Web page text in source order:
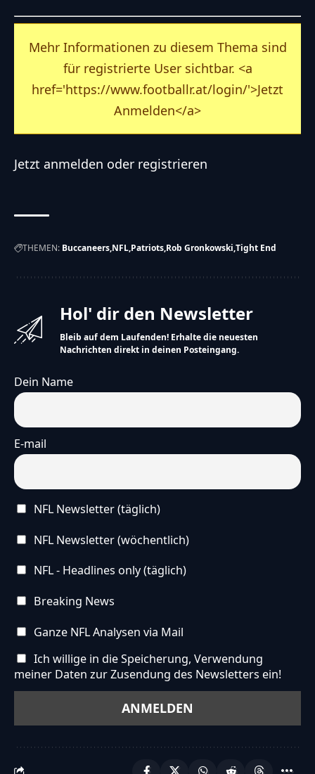
Mehr Informationen zu diesem Thema sind
für registrierte User sichtbar. <a
href='https://www.footballr.at/login/'>Jetzt
Anmelden</a>
Jetzt anmelden oder registrieren
THEMEN: Buccaneers NFL Patriots Rob Gronkowski Tight End
Hol' dir den Newsletter
Bleib auf dem Laufenden! Erhalte die neuesten
Nachrichten direkt in deinen Posteingang.
Dein Name
E-mail
NFL Newsletter (täglich)
NFL Newsletter (wöchentlich)
NFL - Headlines only (täglich)
Breaking News
Ganze NFL Analysen via Mail
Ich willige in die Speicherung, Verwendung
meiner Daten zur Zusendung des Newsletters ein!